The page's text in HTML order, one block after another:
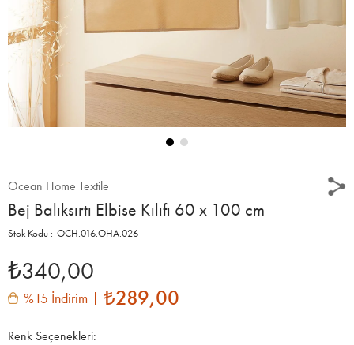
Ocean Home Textile
Bej Balıksırtı Elbise Kılıfı 60 x 100 cm
OCH.016.OHA.026
₺340,00
%15 İndirim ₺289,00
Renk Seçenekleri: